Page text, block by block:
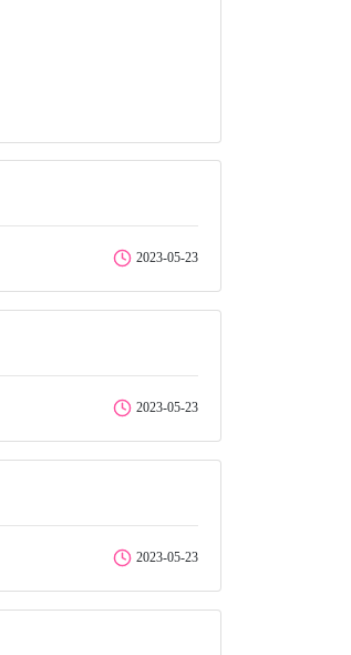
2023-05-23
2023-05-23
2023-05-23